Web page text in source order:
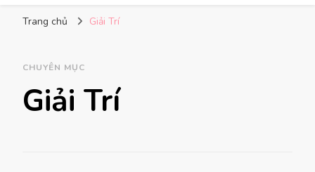
Trang chủ Giải Trí
CHUYÊN MỤC
Giải Trí